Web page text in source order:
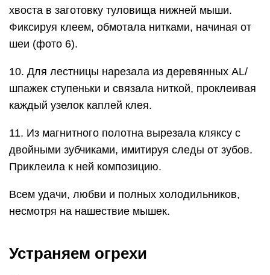
хвоста в заготовку туловища нижней мыши.
Фиксируя клеем, обмотала нитками, начиная от
шеи (фото 6).
10. Для лестницы нарезала из деревянных AL/
шпажек ступеньки и связала ниткой, проклеивая
каждый узелок каплей клея.
11. Из магнитного полотна вырезала кляксу с
двойными зубчиками, имитируя следы от зубов.
Приклеила к ней композицию.
Всем удачи, любви и полных холодильников,
несмотря на нашествие мышек.
Устраняем огрехи